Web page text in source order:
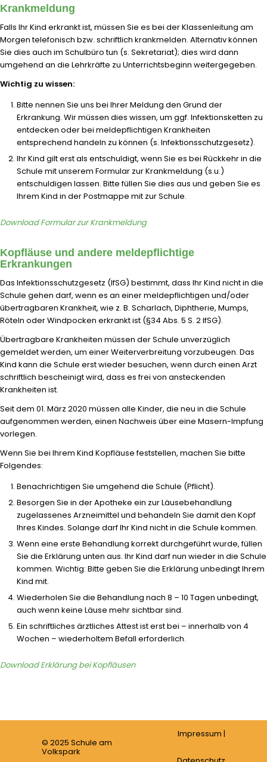
Krankmeldung
Falls Ihr Kind erkrankt ist, müssen Sie es bei der Klassenleitung am
Morgen telefonisch bzw. schriftlich krankmelden. Alternativ können
Sie dies auch im Schulbüro tun (s. Sekretariat); dies wird dann
umgehend an die Lehrkräfte zu Unterrichtsbeginn weitergegeben.
Wichtig zu wissen:
Bitte nennen Sie uns bei Ihrer Meldung den Grund der
Erkrankung. Wir müssen dies wissen, um ggf. Infektionsketten zu
entdecken oder bei meldepflichtigen Krankheiten
entsprechend handeln zu können (s. Infektionsschutzgesetz).
Ihr Kind gilt erst als entschuldigt, wenn Sie es bei Rückkehr in die
Schule mit unserem Formular zur Krankmeldung (s.u.)
entschuldigen lassen. Bitte füllen Sie dies aus und geben Sie es
Ihrem Kind in der Postmappe mit zur Schule.
Download Formular zur Krankmeldung
Kopfläuse und andere meldepflichtige
Erkrankungen
Das Infektionsschutzgesetz (IfSG) bestimmt, dass Ihr Kind nicht in die
Schule gehen darf, wenn es an einer meldepflichtigen und/oder
übertragbaren Krankheit, wie z. B. Scharlach, Diphtherie, Mumps,
Röteln oder Windpocken erkrankt ist (§34 Abs. 5 S. 2 IfSG).
Übertragbare Krankheiten müssen der Schule unverzüglich
gemeldet werden, um einer Weiterverbreitung vorzubeugen. Das
Kind kann die Schule erst wieder besuchen, wenn durch einen Arzt
schriftlich bescheinigt wird, dass es frei von ansteckenden
Krankheiten ist.
Seit dem 01. März 2020 müssen alle Kinder, die neu in die Schule
aufgenommen werden, einen Nachweis über eine Masern-Impfung
vorlegen.
Wenn Sie bei Ihrem Kind Kopfläuse feststellen, machen Sie bitte
Folgendes:
Benachrichtigen Sie umgehend die Schule (Pflicht).
Besorgen Sie in der Apotheke ein zur Läusebehandlung
zugelassenes Arzneimittel und behandeln Sie damit den Kopf
Ihres Kindes. Solange darf Ihr Kind nicht in die Schule kommen.
Wenn eine erste Behandlung korrekt durchgeführt wurde, füllen
Sie die Erklärung unten aus. Ihr Kind darf nun wieder in die Schule
kommen. Wichtig: Bitte geben Sie die Erklärung unbedingt Ihrem
Kind mit.
Wiederholen Sie die Behandlung nach 8 – 10 Tagen unbedingt,
auch wenn keine Läuse mehr sichtbar sind.
Ein schriftliches ärztliches Attest ist erst bei – innerhalb von 4
Wochen – wiederholtem Befall erforderlich.
Download Erklärung bei Kopfläusen
© 2025 Schule am
Volkspark
Impressum |